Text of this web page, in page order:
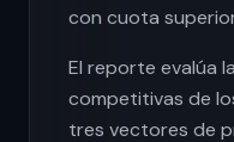
con cuota
El reporte evalúa
competitivas de
tres vectores de